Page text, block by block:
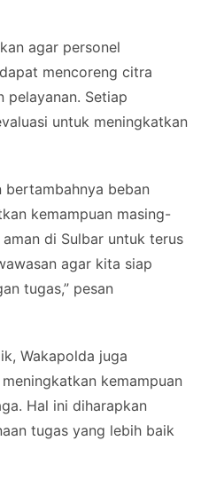
agar personel
mencoreng citra
pelayanan. Setiap
untuk meningkatkan
bertambahnya beban
kemampuan masing-
di Sulbar untuk terus
agar kita siap
tugas,” pesan
Wakapolda juga
kemampuan
Hal ini diharapkan
tugas yang lebih baik